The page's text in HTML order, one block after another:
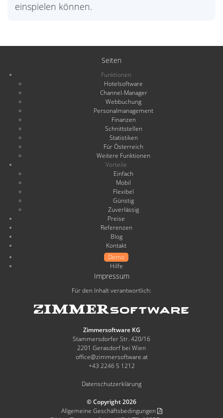
einspielen können.
Seiten
Funktionen
Hotelsoftware
Channel-Manager
Webbuchung
Personalmanagement
Finanzen
Schnittstellen
Statistiken
Für Österreich
Weitere Funktionen
Vorteile
Einfach
Mobil
Flexibel
Günstig
Zuverlässig
Preise
Referenzen
Blog
Kontakt
Demo
Hilfe
Impressum
Für den Inhalt verantwortlich:
Zimmersoftware KG
Stammersdorfer Str. 420/16
2201 Gerasdorf bei Wien
office@zimmersoftware.at
+43 2246 5 1212
Datenschutzerklärung
© Copyright 2026
Allgemeine Geschäftsbedingungen